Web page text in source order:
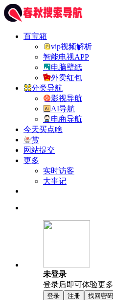
百宝箱
vip视频解析
智能电视APP
电脑壁纸
外卖红包
分类导航
影视导航
AI导航
电商导航
今天买点啥
赏
网站提交
更多
实时访客
大事记
未登录
登录后即可体验更
登录 注册 找回密码